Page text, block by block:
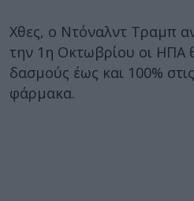
Χθες, ο Ντόναλντ Τραμπ
την 1η Οκτωβρίου οι ΗΠΑ
δασμούς έως και 100%
φάρμακα.